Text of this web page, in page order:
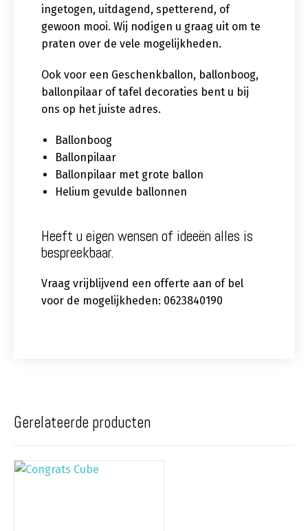
ingetogen, uitdagend, spetterend, of
gewoon mooi. Wij nodigen u graag uit om te
praten over de vele mogelijkheden.
Ook voor een Geschenkballon, ballonboog,
ballonpilaar of tafel decoraties bent u bij
ons op het juiste adres.
Ballonboog
Ballonpilaar
Ballonpilaar met grote ballon
Helium gevulde ballonnen
Heeft u eigen wensen of ideeën alles is
bespreekbaar.
Vraag vrijblijvend een offerte aan of bel
voor de mogelijkheden: 0623840190
Gerelateerde producten